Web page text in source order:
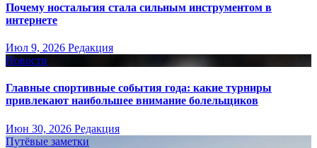
Почему ностальгия стала сильным инструментом в
интернете
Июл 9, 2026 Редакция
Новости
Главные спортивные события года: какие турниры
привлекают наибольшее внимание болельщиков
Июн 30, 2026 Редакция
Путёвые заметки